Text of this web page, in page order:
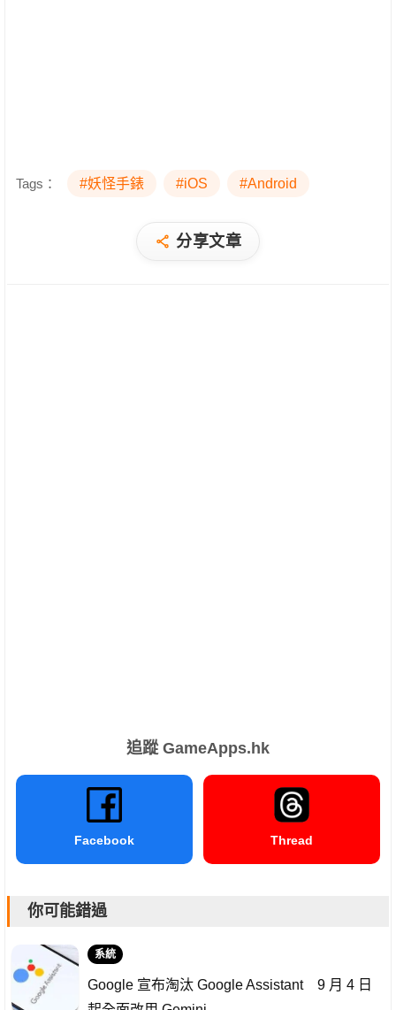
Tags： #妖怪手錶 #iOS #Android
分享文章
追蹤 GameApps.hk
Facebook Thread
你可能錯過
系統
Google 宣布淘汰 Google Assistant 9 月 4 日